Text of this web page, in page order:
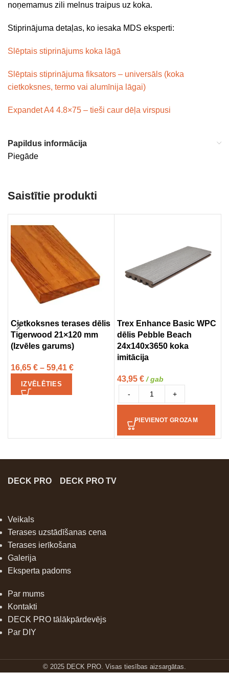
noņemamus zili melnus traipus uz koka.
Stiprinājuma detaļas, ko iesaka MDS eksperti:
Slēptais stiprinājums koka lāgā
Slēptais stiprinājuma fiksators – universāls (koka
cietkoksnes, termo vai alumīnija lāgai)
Expandet A4 4.8×75 – tieši caur dēļa virspusi
Papildus informācija
Piegāde
Saistītie produkti
Cietkoksnes terases dēlis
Tigerwood 21×120 mm
(Izvēles garums)
16,65 € – 59,41 €
IZVĒLĒTIES
Trex Enhance Basic WPC
dēlis Pebble Beach
24x140x3650 koka
imitācija
43,95 € / gab
-
+
PIEVIENOT GROZAM
DECK PRO DECK PRO TV
Veikals
Terases uzstādīšanas cena
Terases ierīkošana
Galerija
Eksperta padoms
Par mums
Kontakti
DECK PRO tālākpārdevējs
Par DIY
© 2025 DECK PRO. Visas tiesības aizsargātas.
Cietās